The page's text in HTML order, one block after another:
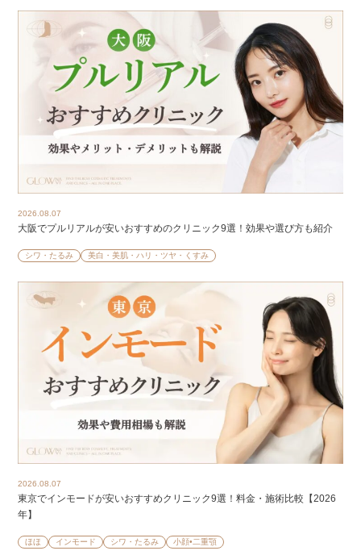
2026.08.07
大阪でプルリアルが安いおすすめのクリニック9選！効果や選び方も紹介
シワ・たるみ 美白・美肌・ハリ・ツヤ・くすみ
2026.08.07
東京でインモードが安いおすすめクリニック9選！料金・施術比較【2026
年】
ほほ インモード シワ・たるみ 小顔•二重顎